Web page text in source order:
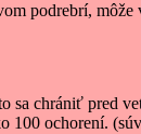
podrebrí,
sa chrániť pred
ochorení.